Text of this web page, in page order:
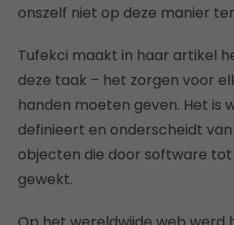
onszelf niet op deze manier
Tufekci maakt in haar artikel
deze taak – het zorgen voor
handen moeten geven. Het is
definieert en onderscheidt
objecten die door software
gewekt.